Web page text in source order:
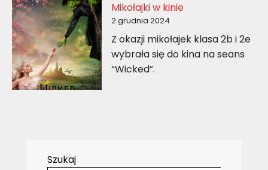
Mikołajki w kinie
2 grudnia 2024
Z okazji mikołajek klasa 2b i 2e
wybrała się do kina na seans
“Wicked”.
Szukaj